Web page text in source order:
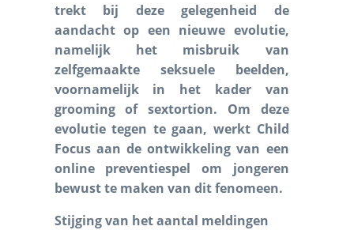
trekt bij deze gelegenheid de
aandacht op een nieuwe evolutie,
namelijk het misbruik van
zelfgemaakte seksuele beelden,
voornamelijk in het kader van
grooming of sextortion. Om deze
evolutie tegen te gaan, werkt Child
Focus aan de ontwikkeling van een
online preventiespel om jongeren
bewust te maken van dit fenomeen.
Stijging van het aantal meldingen